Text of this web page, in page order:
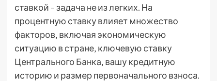
ставкой – задача не из легких. На
процентную ставку влияет множество
факторов‚ включая экономическую
ситуацию в стране‚ ключевую ставку
Центрального Банка‚ вашу кредитную
историю и размер первоначального взноса.